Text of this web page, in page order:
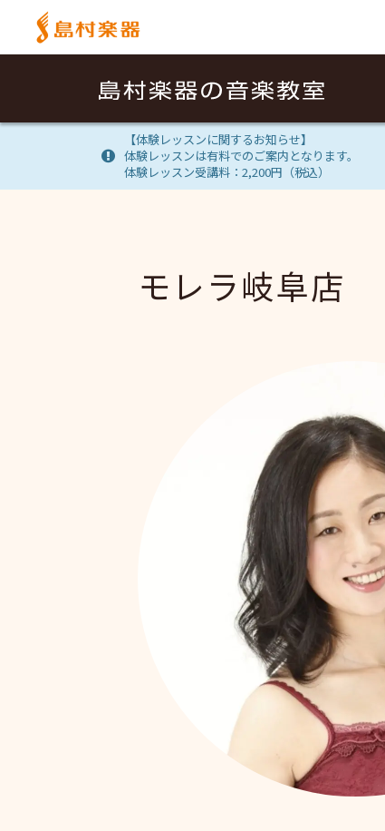
【体験レッスンに関するお知らせ】
体験レッスンは有料でのご案内となります。
体験レッスン受講料：2,200円（税込）
モレラ岐阜店